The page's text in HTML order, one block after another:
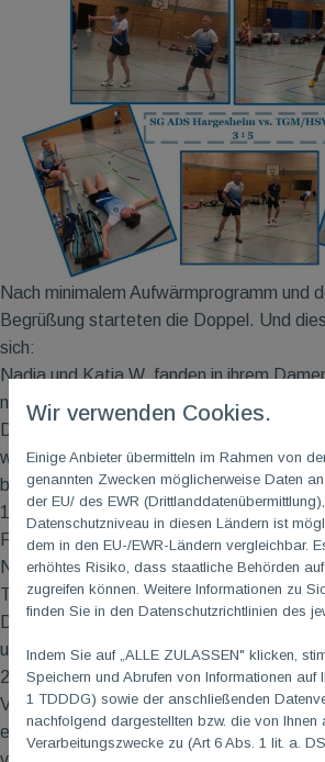
Nach minimalem Aufwärmprogramm und
Begrüßung starteten die Doppel. Und
sich:
Nadja und Katja W. fanden in ihrem
nicht ins Spiel und lagen im 1. Satz
Doch ihr Spiel wurde sicherer, sie
wechselten sich in der Führung ab. Am
besseren Nerven und auch
1. Satz noch mit 24:22. Im 2. Satz ließen
Fehlern nicht aus der Ruhe bringen und
Noch spannender war es bei den Herren-
Thomas K. mussten bereits in diesem 1.
Distanz gehen. Am Ende gingen sie nach
und einem sicheren 21:12 im 3. Satz als
2. Herren-Doppel mit Steffen und Thomas
Verlängerung. Im 1. Satz spielten sie bis
erreichbaren Spielstand – 29:30 –, was
Wir verwenden Cookies.
Einige Anbieter übermitteln im Rahmen von
genannten Zwecken möglicherweise Daten
der EU/ des EWR
Datenschutzniveau in diesen Ländern ist
dem in den EU-/EWR-Ländern vergleichbar.
erhöhtes Risiko, dass staatliche Behörden
zugreifen können. Weitere Informationen zu
finden Sie in den Datenschutzrichtlinien des
Indem Sie auf „ALLE ZULASSEN" klicken,
Speichern und Abrufen von Informationen auf
1 TDDDG) sowie der anschließenden
nachfolgend dargestellten bzw. die von Ihnen
Verarbeitungszwecke zu (Art 6 Abs. 1 lit. a.